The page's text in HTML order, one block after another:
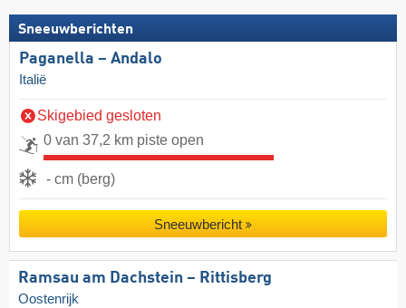
Sneeuwberichten
Paganella – Andalo
Italië
Skigebied gesloten
0 van 37,2 km piste open
- cm (berg)
Sneeuwbericht
Ramsau am Dachstein – Rittisberg
Oostenrijk